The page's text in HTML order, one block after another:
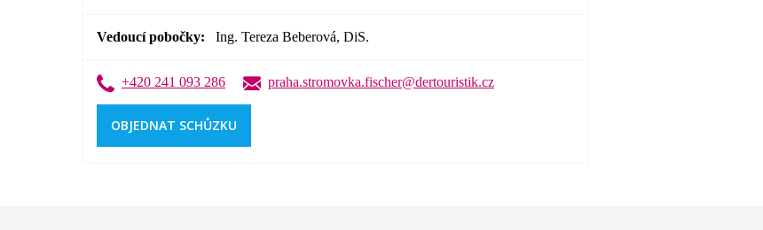
Vedoucí pobočky Ing. Tereza Beberová, DiS.
+420 241 093 286 praha.stromovka.fischer@dertouristik.cz
OBJEDNAT SCHŮZKU